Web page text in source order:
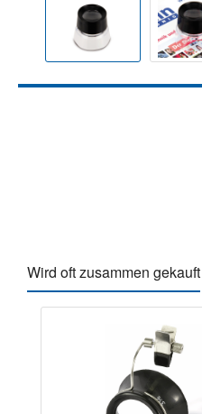
Wird oft zusammen gekauft